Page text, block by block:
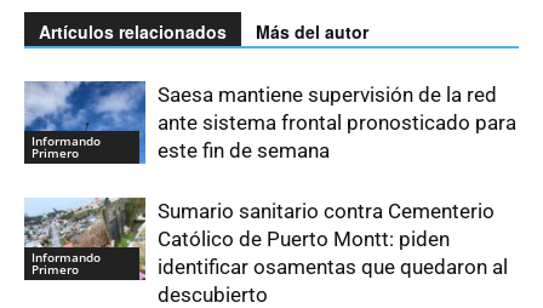
Artículos relacionados Más del autor
Informando
Primero
Saesa mantiene supervisión de la red
ante sistema frontal pronosticado para
este fin de semana
Informando
Primero
Sumario sanitario contra Cementerio
Católico de Puerto Montt: piden
identificar osamentas que quedaron al
descubierto